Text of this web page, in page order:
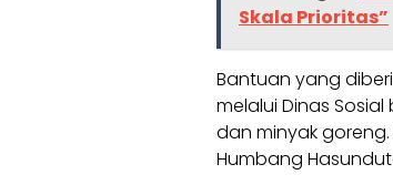
Skala Prioritas”
Bantuan yang
melalui Dinas
dan minyak
Humbang